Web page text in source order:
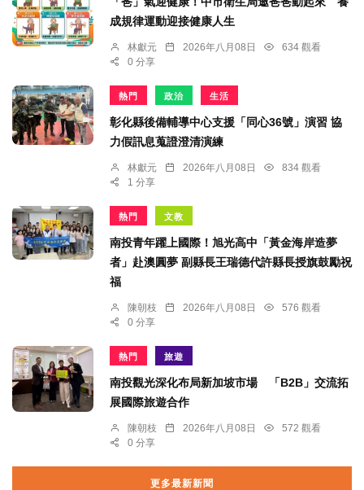
成規律運動迎接健康人生
林獻元 2026年八月08日
634 觀看
0 分享
熱門 政治 生活
彰化縣後備輔導中心支援「同心36號」演習 協
力假訊息蒐證澄清演練
林獻元 2026年八月08日
834 觀看
1 分享
熱門 文教
南投青年躍上國際！旭光高中「黃金海岸造夢
者」赴澳圓夢 副縣長王瑞德代許縣長授旗鼓勵祝
福
陳朝枝 2026年八月08日
576 觀看
0 分享
熱門 旅遊
南投觀光深化布局新加坡市場 「B2B」交流拓
展國際旅遊合作
陳朝枝 2026年八月08日
572 觀看
0 分享
更多最新新聞